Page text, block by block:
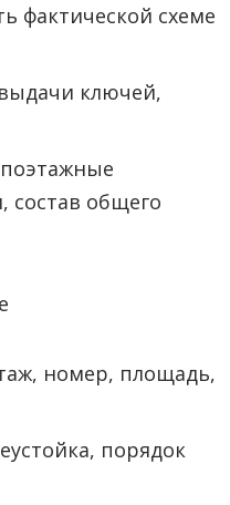
фактической схеме
ключей,
состав общего
номер, площадь,
порядок